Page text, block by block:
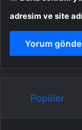
adresim ve site
Popüler